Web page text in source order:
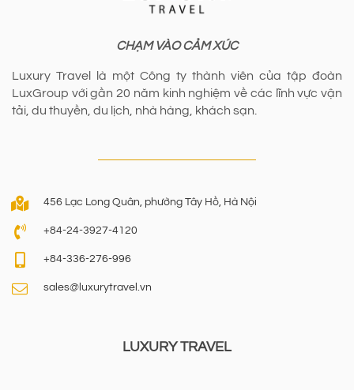
CHẠM VÀO CẢM XÚC
Luxury Travel là một Công ty thành viên của tập đoàn
LuxGroup với gần 20 năm kinh nghiệm về các lĩnh vực vận
tải, du thuyền, du lịch, nhà hàng, khách sạn.
456 Lạc Long Quân, phường Tây Hồ, Hà Nội
+84-24-3927-4120
+84-336-276-996
sales@luxurytravel.vn
LUXURY TRAVEL